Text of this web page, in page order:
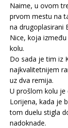
Naime, u ovom
prvom mestu na
na drugoplasirani
Nice, koja
kolu.
Do sada je tim iz
najkvalitetnijem
uz dva remija.
U prošlom kolu je
Lorijena, kada je
tom duelu stigla
nadoknade.